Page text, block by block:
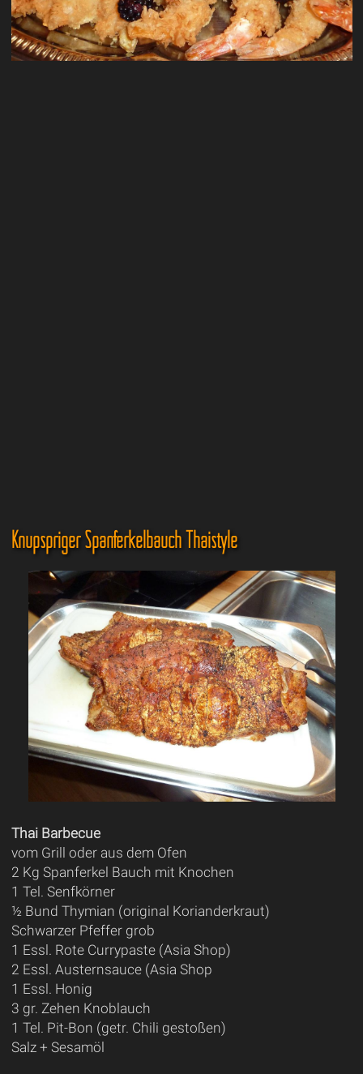
Knupspriger Spanferkelbauch Thaistyle
Thai Barbecue
vom Grill oder aus dem Ofen
2 Kg Spanferkel Bauch mit Knochen
1 Tel. Senfkörner
½ Bund Thymian (original Korianderkraut)
Schwarzer Pfeffer grob
1 Essl. Rote Currypaste (Asia Shop)
2 Essl. Austernsauce (Asia Shop
1 Essl. Honig
3 gr. Zehen Knoblauch
1 Tel. Pit-Bon (getr. Chili gestoßen)
Salz + Sesamöl